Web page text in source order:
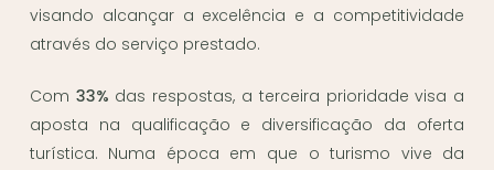
visando alcançar a excelência e a competitividade
através do serviço prestado.
Com 33% das respostas, a terceira prioridade visa a
aposta na qualificação e diversificação da oferta
turística. Numa época em que o turismo vive da